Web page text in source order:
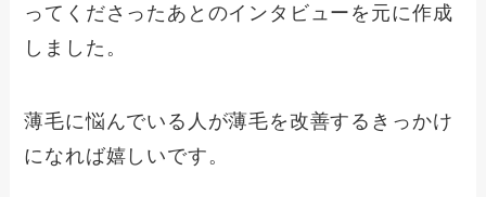
ってくださったあとのインタビューを元に作成
しました。
薄毛に悩んでいる人が薄毛を改善するきっかけ
になれば嬉しいです。